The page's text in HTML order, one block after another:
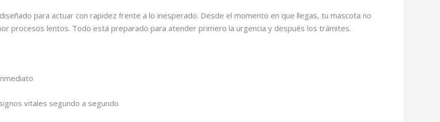
para actuar con rapidez frente a lo inesperado. Desde el momento en que llegas, tu mascota no
procesos lentos. Todo está preparado para atender primero la urgencia y después los trámites.
vitales segundo a segundo